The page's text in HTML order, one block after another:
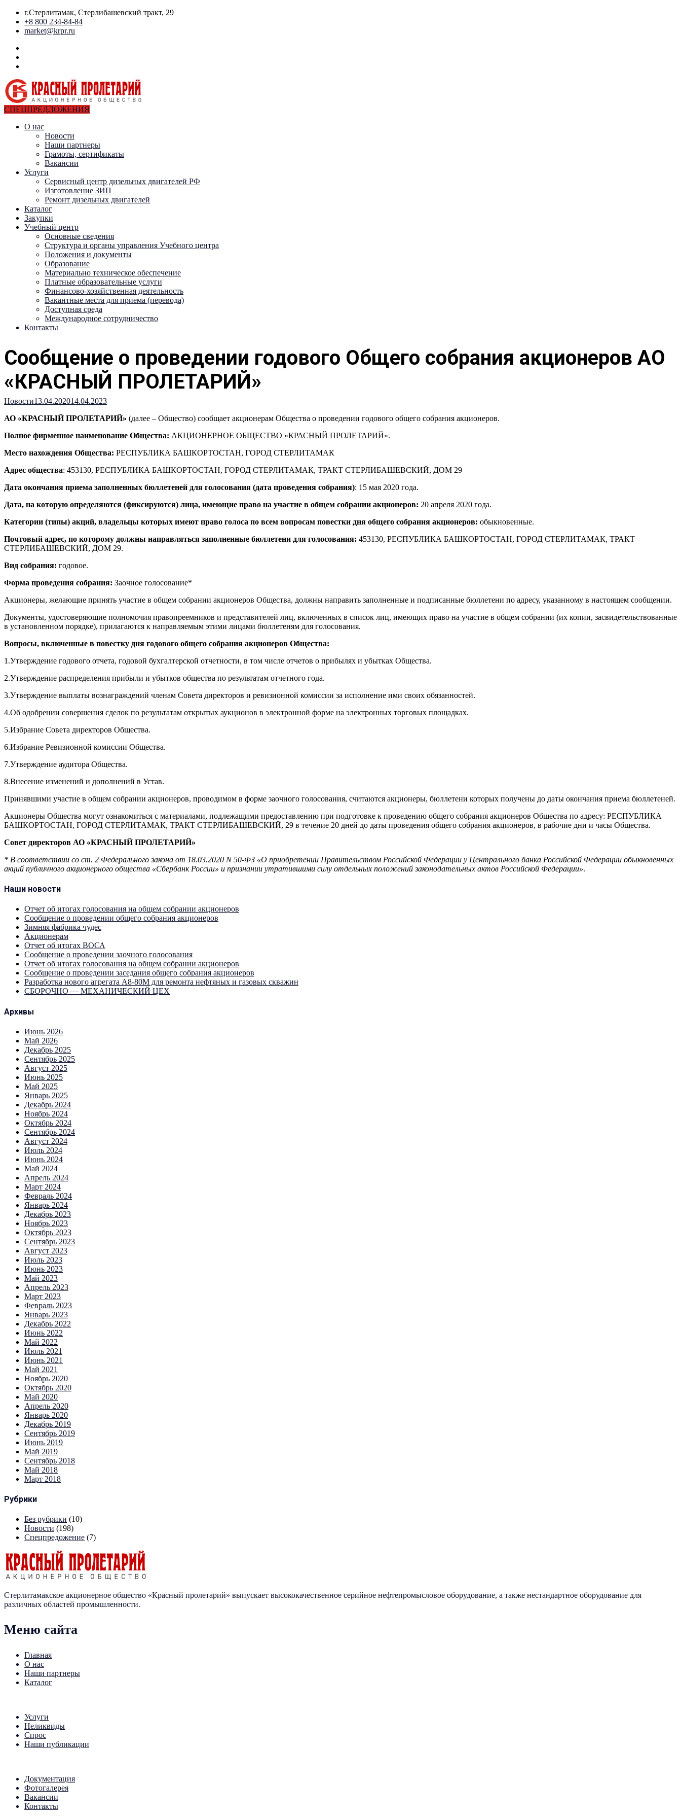
г.Стерлитамак, Стерлибашевский тракт, 29
+8 800 234-84-84
market@krpr.ru
СПЕЦПРЕДЛОЖЕНИЯ
О нас
Новости
Наши партнеры
Грамоты, сертификаты
Вакансии
Услуги
Сервисный центр дизельных двигателей РФ
Изготовление ЗИП
Ремонт дизельных двигателей
Каталог
Закупки
Учебный центр
Основные сведения
Структура и органы управления Учебного центра
Положения и документы
Образование
Материально техническое обеспечение
Платные образовательные услуги
Финансово-хозяйственная деятельность
Вакантные места для приема (перевода)
Доступная среда
Международное сотрудничество
Контакты
Сообщение о проведении годового Общего собрания акционеров АО
«КРАСНЫЙ ПРОЛЕТАРИЙ»
Новости13.04.202014.04.2023
АО «КРАСНЫЙ ПРОЛЕТАРИЙ» (далее – Общество) сообщает акционерам Общества о проведении годового общего собрания акционеров.
Полное фирменное наименование Общества: АКЦИОНЕРНОЕ ОБЩЕСТВО «КРАСНЫЙ ПРОЛЕТАРИЙ».
Место нахождения Общества: РЕСПУБЛИКА БАШКОРТОСТАН, ГОРОД СТЕРЛИТАМАК
Адрес общества: 453130, РЕСПУБЛИКА БАШКОРТОСТАН, ГОРОД СТЕРЛИТАМАК, ТРАКТ СТЕРЛИБАШЕВСКИЙ, ДОМ 29
Дата окончания приема заполненных бюллетеней для голосования (дата проведения собрания): 15 мая 2020 года.
Дата, на которую определяются (фиксируются) лица, имеющие право на участие в общем собрании акционеров: 20 апреля 2020 года.
Категории (типы) акций, владельцы которых имеют право голоса по всем вопросам повестки дня общего собрания акционеров: обыкновенные.
Почтовый адрес, по которому должны направляться заполненные бюллетени для голосования: 453130, РЕСПУБЛИКА БАШКОРТОСТАН, ГОРОД СТЕРЛИТАМАК, ТРАКТ
СТЕРЛИБАШЕВСКИЙ, ДОМ 29.
Вид собрания: годовое.
Форма проведения собрания: Заочное голосование*
Акционеры, желающие принять участие в общем собрании акционеров Общества, должны направить заполненные и подписанные бюллетени по адресу, указанному в настоящем сообщении.
Документы, удостоверяющие полномочия правопреемников и представителей лиц, включенных в список лиц, имеющих право на участие в общем собрании (их копии, засвидетельствованные
в установленном порядке), прилагаются к направляемым этими лицами бюллетеням для голосования.
Вопросы, включенные в повестку дня годового общего собрания акционеров Общества:
1.Утверждение годового отчета, годовой бухгалтерской отчетности, в том числе отчетов о прибылях и убытках Общества.
2.Утверждение распределения прибыли и убытков общества по результатам отчетного года.
3.Утверждение выплаты вознаграждений членам Совета директоров и ревизионной комиссии за исполнение ими своих обязанностей.
4.Об одобрении совершения сделок по результатам открытых аукционов в электронной форме на электронных торговых площадках.
5.Избрание Совета директоров Общества.
6.Избрание Ревизионной комиссии Общества.
7.Утверждение аудитора Общества.
8.Внесение изменений и дополнений в Устав.
Принявшими участие в общем собрании акционеров, проводимом в форме заочного голосования, считаются акционеры, бюллетени которых получены до даты окончания приема бюллетеней.
Акционеры Общества могут ознакомиться с материалами, подлежащими предоставлению при подготовке к проведению общего собрания акционеров Общества по адресу: РЕСПУБЛИКА
БАШКОРТОСТАН, ГОРОД СТЕРЛИТАМАК, ТРАКТ СТЕРЛИБАШЕВСКИЙ, 29 в течение 20 дней до даты проведения общего собрания акционеров, в рабочие дни и часы Общества.
Совет директоров АО «КРАСНЫЙ ПРОЛЕТАРИЙ»
* В соответствии со ст. 2 Федерального закона от 18.03.2020 N 50-ФЗ «О приобретении Правительством Российской Федерации у Центрального банка Российской Федерации обыкновенных
акций публичного акционерного общества «Сбербанк России» и признании утратившими силу отдельных положений законодательных актов Российской Федерации».
Наши новости
Отчет об итогах голосования на общем собрании акционеров
Сообщение о проведении общего собрания акционеров
Зимняя фабрика чудес
Акционерам
Отчет об итогах ВОСА
Сообщение о проведении заочного голосования
Отчет об итогах голосования на общем собрании акционеров
Сообщение о проведении заседания общего собрания акционеров
Разработка нового агрегата А8-80М для ремонта нефтяных и газовых скважин
СБОРОЧНО — МЕХАНИЧЕСКИЙ ЦЕХ
Архивы
Июнь 2026
Май 2026
Декабрь 2025
Сентябрь 2025
Август 2025
Июнь 2025
Май 2025
Январь 2025
Декабрь 2024
Ноябрь 2024
Октябрь 2024
Сентябрь 2024
Август 2024
Июль 2024
Июнь 2024
Май 2024
Апрель 2024
Март 2024
Февраль 2024
Январь 2024
Декабрь 2023
Ноябрь 2023
Октябрь 2023
Сентябрь 2023
Август 2023
Июль 2023
Июнь 2023
Май 2023
Апрель 2023
Март 2023
Февраль 2023
Январь 2023
Декабрь 2022
Июнь 2022
Май 2022
Июль 2021
Июнь 2021
Май 2021
Ноябрь 2020
Октябрь 2020
Май 2020
Апрель 2020
Январь 2020
Декабрь 2019
Сентябрь 2019
Июнь 2019
Май 2019
Сентябрь 2018
Май 2018
Март 2018
Рубрики
Без рубрики (10)
Новости (198)
Спецпредожение (7)
Стерлитамакское акционерное общество «Красный пролетарий» выпускает высококачественное серийное нефтепромысловое оборудование, а также нестандартное оборудование для
различных областей промышленности.
Меню сайта
Главная
О нас
Наши партнеры
Каталог
Услуги
Неликвиды
Спрос
Наши публикации
Документация
Фотогалерея
Вакансии
Контакты